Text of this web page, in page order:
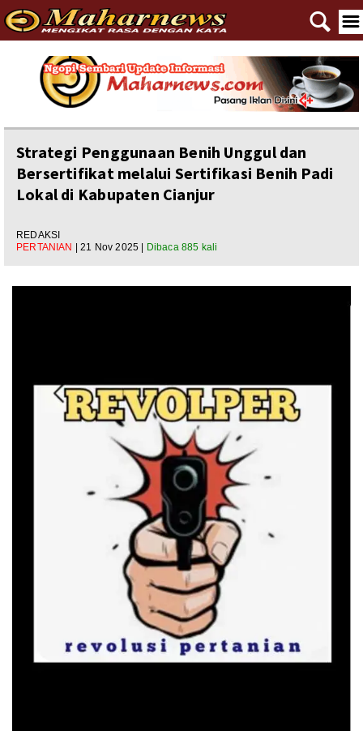
Home
Reportase
Editorial
Ragam
Lainnya
☰
🔍
Strategi Penggunaan Benih Unggul dan
Bersertifikat melalui Sertifikasi Benih Padi
Lokal di Kabupaten Cianjur
REDAKSI
PERTANIAN
| 21 Nov 2025 | Dibaca 885 kali